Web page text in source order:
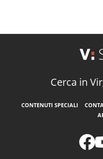
Cerca in
CONTENUTI SPECIALI